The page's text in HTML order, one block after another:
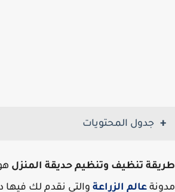
جدول المحتويات
تنظيف وتنظيم حديقة المنزلهو
عالم الزراعةوالتي نقدم لك فيها